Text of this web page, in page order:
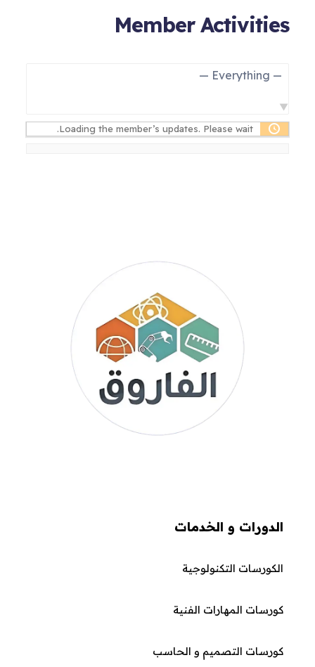
Member Activities
Show:
Loading the member’s updates. Please wait.
الدورات و الخدمات
الكورسات التكنولوجية
كورسات المهارات الفنية
كورسات التصميم و الحاسب